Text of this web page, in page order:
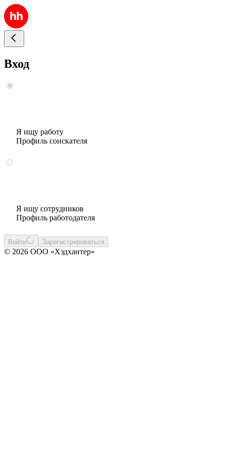
Вход
Я ищу работу
Профиль соискателя
Я ищу сотрудников
Профиль работодателя
Войти Зарегистрироваться
© 2026 ООО «Хэдхантер»